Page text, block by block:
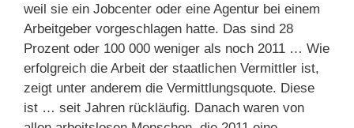
weil sie ein Jobcenter oder eine Agentur bei einem
Arbeitgeber vorgeschlagen hatte. Das sind 28
Prozent oder 100 000 weniger als noch 2011 … Wie
erfolgreich die Arbeit der staatlichen Vermittler ist,
zeigt unter anderem die Vermittlungsquote. Diese
ist … seit Jahren rückläufig. Danach waren von